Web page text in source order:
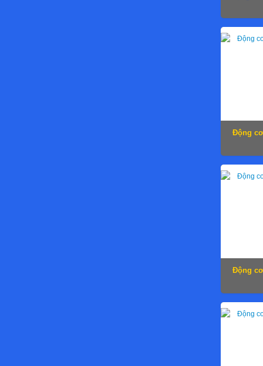
Động
Động